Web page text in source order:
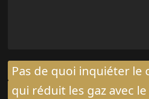
Pas de quoi inquiéter le
qui réduit les gaz avec